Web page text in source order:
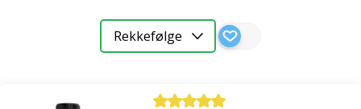
Rekkefølge